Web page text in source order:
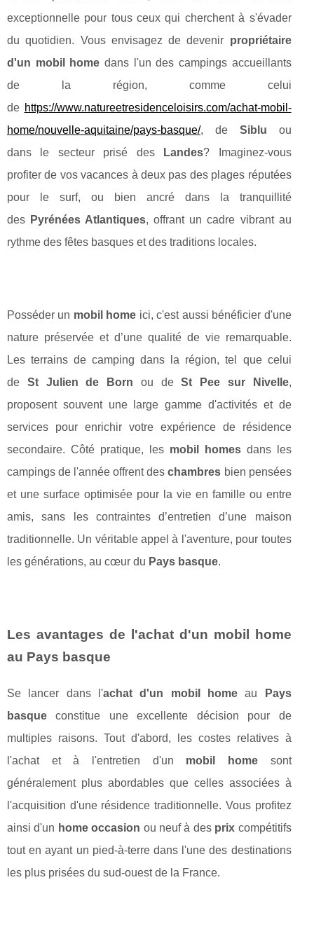
exceptionnelle pour tous ceux qui cherchent à s'évader
du quotidien. Vous envisagez de devenir propriétaire
d'un mobil home dans l'un des campings accueillants
de la région, comme celui
de https://www.natureetresidenceloisirs.com/achat-mobil-
home/nouvelle-aquitaine/pays-basque/, de Siblu ou
dans le secteur prisé des
Landes? Imaginez-vous
profiter de vos vacances à deux pas des plages réputées
pour le surf, ou bien ancré dans la tranquillité
des Pyrénées Atlantiques, offrant un cadre vibrant au
rythme des fêtes basques et des traditions locales.
Posséder un mobil home ici, c'est aussi bénéficier d'une
nature préservée et d’une qualité de vie remarquable.
Les terrains de camping dans la région, tel que celui
de St Julien de Born ou deSt Pee sur Nivelle,
proposent souvent une large gamme d'activités et de
services pour enrichir votre expérience de résidence
secondaire. Côté pratique, les mobil homesdans les
campings de l'année offrent deschambres bien pensées
et une surface optimisée pour la vie en famille ou entre
amis, sans les contraintes d’entretien d’une maison
traditionnelle. Un véritable appel à l'aventure, pour toutes
les générations, au cœur du Pays basque.
Les avantages de l'achat d'un mobil home
au Pays basque
Se lancer dans l'achat d'un mobil homeau
Pays
basque constitue une excellente décision pour de
multiples raisons. Tout d'abord, les costes relatives à
l'achat et à l'entretien d'un mobil homesont
généralement plus abordables que celles associées à
l'acquisition d'une résidence traditionnelle. Vous profitez
ainsi d'un home occasion ou neuf à des prix compétitifs
tout en ayant un pied-à-terre dans l'une des destinations
les plus prisées du sud-ouest de la France.